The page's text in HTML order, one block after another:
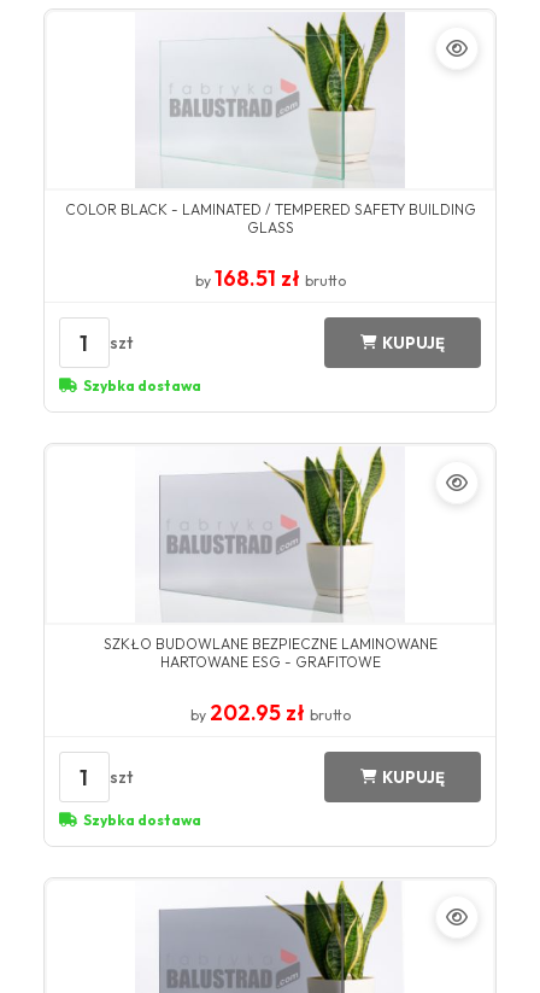
COLOR BLACK - LAMINATED / TEMPERED SAFETY BUILDING
GLASS
by 168.51 zł brutto
1 szt KUPUJĘ
Szybka dostawa
SZKŁO BUDOWLANE BEZPIECZNE LAMINOWANE
HARTOWANE ESG - GRAFITOWE
by 202.95 zł brutto
1 szt KUPUJĘ
Szybka dostawa